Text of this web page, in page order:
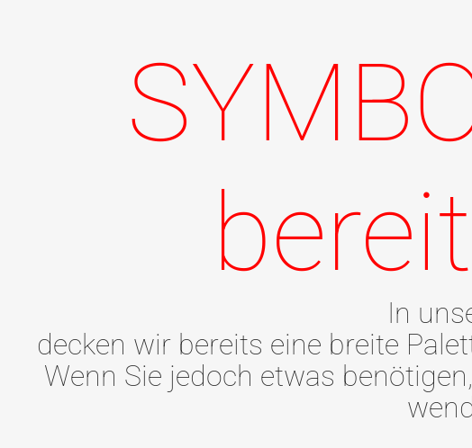
In
decken wir bereits eine breite
Wenn Sie jedoch etwas